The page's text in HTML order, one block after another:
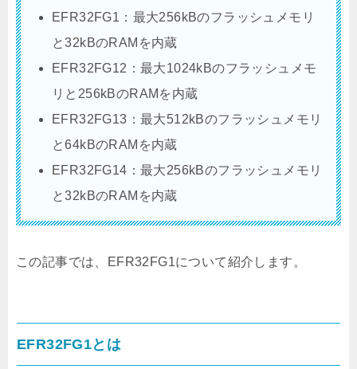
EFR32FG1：最大256kBのフラッシュメモリ
と32kBのRAMを内蔵
EFR32FG12：最大1024kBのフラッシュメモ
リと256kBのRAMを内蔵
EFR32FG13：最大512kBのフラッシュメモリ
と64kBのRAMを内蔵
EFR32FG14：最大256kBのフラッシュメモリ
と32kBのRAMを内蔵
この記事では、EFR32FG1について紹介します。
EFR32FG1とは